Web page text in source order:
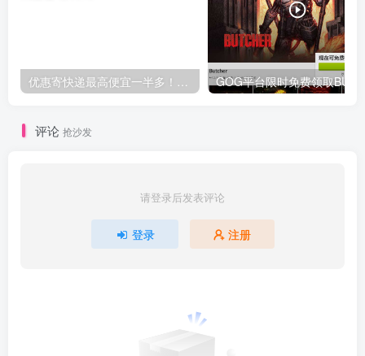
优惠寄快递最高便宜一半多！白鸽惠递
评论 抢沙发
请登录后发表评论
登录 注册